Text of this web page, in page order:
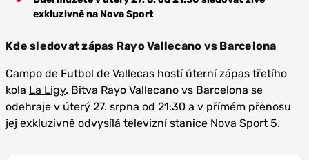
exkluzivně na Nova Sport
Kde sledovat zápas Rayo Vallecano vs Barcelona
Campo de Futbol de Vallecas hostí úterní zápas třetího
kola La Ligy. Bitva Rayo Vallecano vs Barcelona se
odehraje v úterý 27. srpna od 21:30 a v přímém přenosu
jej exkluzivně odvysílá televizní stanice Nova Sport 5.